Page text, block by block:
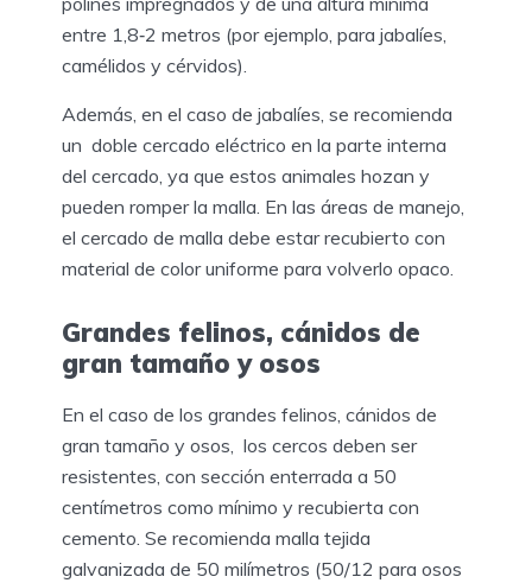
entre 1,8‐2 metros (por ejemplo, para jabalíes,
camélidos y cérvidos).
Además, en el caso de jabalíes, se recomienda
un doble cercado eléctrico en la parte interna
del cercado, ya que estos animales hozan y
pueden romper la malla. En las áreas de manejo,
el cercado de malla debe estar recubierto con
material de color uniforme para volverlo opaco.
Grandes felinos, cánidos de
gran tamaño y osos
En el caso de los grandes felinos, cánidos de
gran tamaño y osos, los cercos deben ser
resistentes, con sección enterrada a 50
centímetros como mínimo y recubierta con
cemento. Se recomienda malla tejida
galvanizada de 50 milímetros (50/12 para osos